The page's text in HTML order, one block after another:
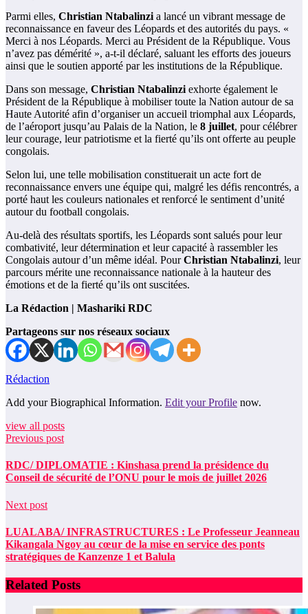
Parmi elles, Christian Ntabalinzi a lancé un vibrant message de
reconnaissance en faveur des Léopards et des autorités du pays. «
Merci à nos Léopards. Merci au Président de la République. Vous
n’avez pas démérité », a-t-il déclaré, saluant les efforts des joueurs
ainsi que le soutien apporté par les institutions de la République.
Dans son message, Christian Ntabalinzi exhorte également le
Président de la République à mobiliser toute la Nation autour de sa
Haute Autorité afin d’organiser un accueil triomphal aux Léopards,
de l’aéroport jusqu’au Palais de la Nation, le 8 juillet, pour célébrer
leur courage, leur patriotisme et la fierté qu’ils ont offerte au peuple
congolais.
Selon lui, une telle mobilisation constituerait un acte fort de
reconnaissance envers une équipe qui, malgré les défis rencontrés, a
porté haut les couleurs nationales et renforcé le sentiment d’unité
autour du football congolais.
Au-delà des résultats sportifs, les Léopards sont salués pour leur
combativité, leur détermination et leur capacité à rassembler les
Congolais autour d’un même idéal. PourChristian Ntabalinzi, leur
parcours mérite une reconnaissance nationale à la hauteur des
émotions et de la fierté qu’ils ont suscitées.
La Rédaction | Mashariki RDC
Partageons sur nos réseaux sociaux
Rédaction
Add your Biographical Information. Edit your Profile now.
view all posts
Previous post
RDC/ DIPLOMATIE : Kinshasa prend la présidence du
Conseil de sécurité de l’ONU pour le mois de juillet 2026
Next post
LUALABA/ INFRASTRUCTURES : Le Professeur Jeanneau
Kikangala Ngoy au cœur de la mise en service des ponts
stratégiques de Kanzenze 1 et Balula
Related Posts